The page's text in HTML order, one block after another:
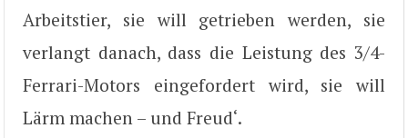
Arbeitstier, sie will getrieben werden, sie
verlangt danach, dass die Leistung des 3/4-
Ferrari-Motors eingefordert wird, sie will
Lärm machen – und Freud‘.